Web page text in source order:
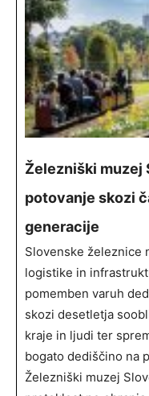
Železniški muzej
potovanje skozi
generacije
Slovenske železnice
logistike in
pomemben varuh
skozi desetletja
kraje in ljudi ter
bogato dediščino na
Železniški muzej